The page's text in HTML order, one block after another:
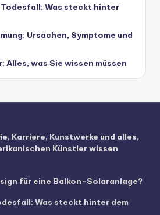
Was steckt hinter
Ursachen, Symptome und
Alles, was Sie wissen müssen
Karriere, Kunstwerke und alles,
Künstler wissen
für eine Balkon-Solaranlage?
Was steckt hinter dem